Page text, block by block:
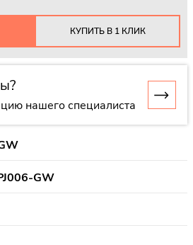
КУПИТЬ В 1 КЛИК
нашего специалиста
GW